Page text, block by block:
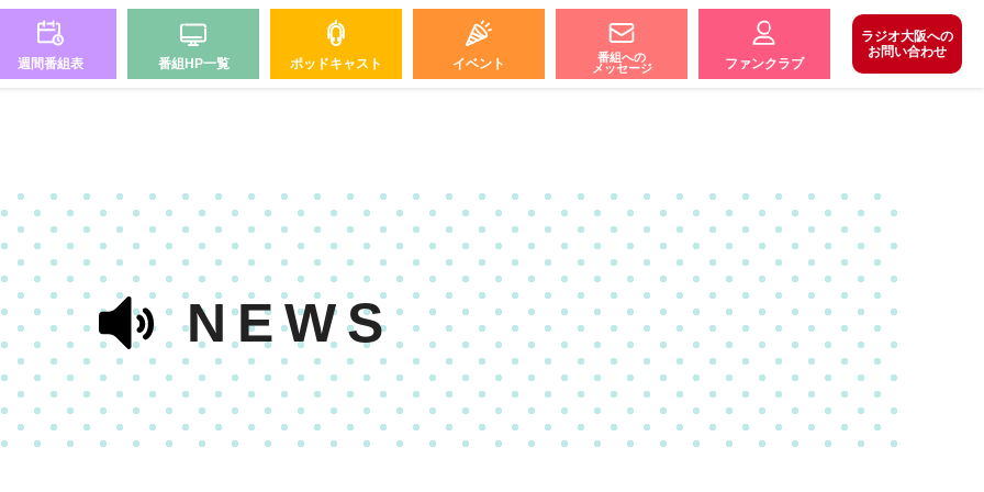
週間番組表 番組HP一覧 ポッドキャスト イベント
番組への
メッセージ
ファンクラブ
ラジオ大阪への
お問い合わせ
NEWS